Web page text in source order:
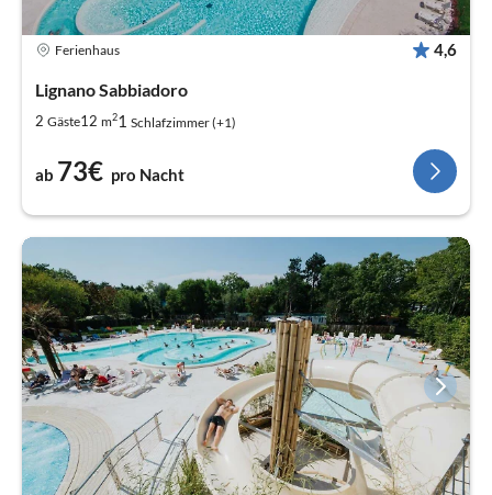
Ferienhaus 4,6
Lignano Sabbiadoro
2 Gäste12 m21 Schlafzimmer (+1)
ab 73€ pro Nacht